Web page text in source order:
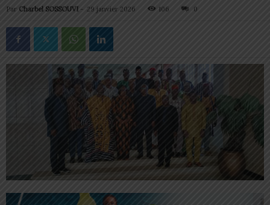
Par Charbel SOSSOUVI - 29 janvier 2026 106 0